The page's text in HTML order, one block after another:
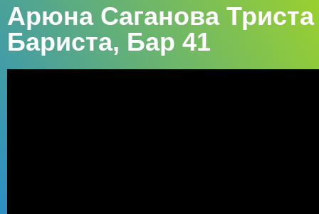
Арюна Саганова Триста
Бариста, Бар 41